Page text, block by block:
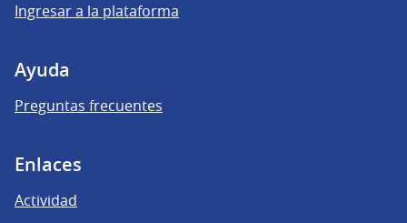
Ingresar a la plataforma
Ayuda
Preguntas frecuentes
Enlaces
Actividad